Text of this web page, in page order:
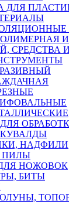
ДЛЯ
НАДФИЛИ
ПИЛЫ
НОЖОВОК
БИТЫ